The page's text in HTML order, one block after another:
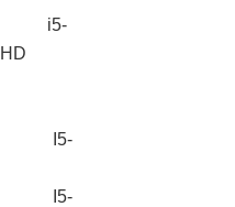
i5-
★
I5-
I5-